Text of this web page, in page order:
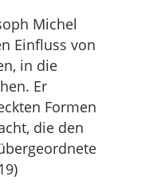
Michel
Einfluss von
in die
Er
Formen
die den